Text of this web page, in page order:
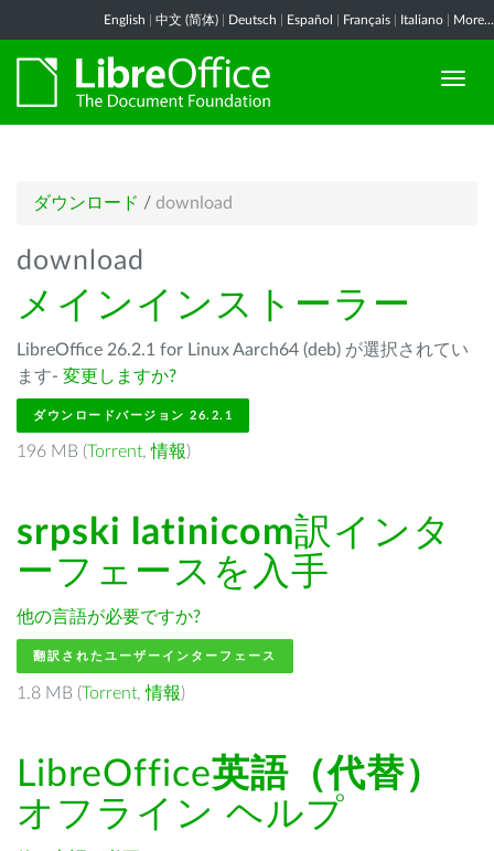
English 中文 (简体) Deutsch Español Français Italiano More...
ダウンロード / download
download
メインインストーラー
LibreOffice 26.2.1 for Linux Aarch64 (deb) が選択されてい
ます- 変更しますか?
ダウンロードバージョン 26.2.1
196 MB (Torrent,情報)
srpski latinicom訳インタ
ーフェースを入手
他の言語が必要ですか?
翻訳されたユーザーインターフェース
1.8 MB (Torrent,情報)
LibreOffice英語（代替）
オフライン ヘルプ